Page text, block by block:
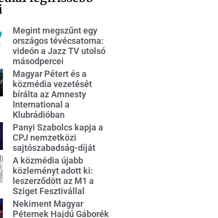
Megint megszűnt egy
országos tévécsatorna:
videón a Jazz TV utolsó
másodpercei
Magyar Pétert és a
közmédia vezetését
bírálta az Amnesty
International a
Klubrádióban
Panyi Szabolcs kapja a
CPJ nemzetközi
sajtószabadság-díját
A közmédia újabb
közleményt adott ki:
leszerződött az M1 a
Sziget Fesztivállal
Nekiment Magyar
Péternek Hajdú Gáborék